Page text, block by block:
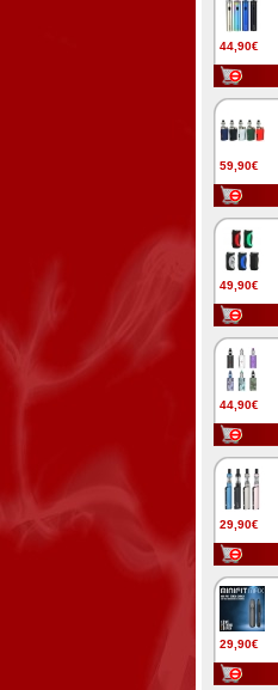
44,90€
59,90€
49,90€
44,90€
29,90€
29,90€